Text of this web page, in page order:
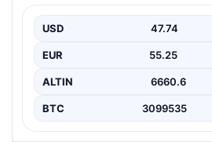
kurması büyük bir önem ifade
USD 47.74
EUR 55.25
ALTIN 6660.6
BTC 3099535